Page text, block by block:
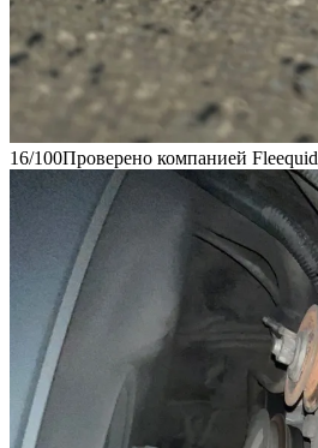
16/100Проверено компанией Fleequid